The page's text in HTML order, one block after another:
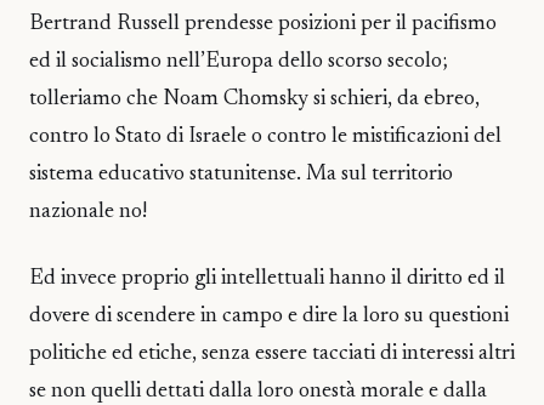
Bertrand Russell prendesse posizioni per il pacifismo
ed il socialismo nell’Europa dello scorso secolo;
tolleriamo che Noam Chomsky si schieri, da ebreo,
contro lo Stato di Israele o contro le mistificazioni del
sistema educativo statunitense. Ma sul territorio
nazionale no!
Ed invece proprio gli intellettuali hanno il diritto ed il
dovere di scendere in campo e dire la loro su questioni
politiche ed etiche, senza essere tacciati di interessi altri
se non quelli dettati dalla loro onestà morale e dalla